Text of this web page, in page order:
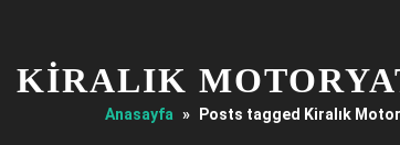
KIRALIK
Anasayfa » Posts tagged Kiralık